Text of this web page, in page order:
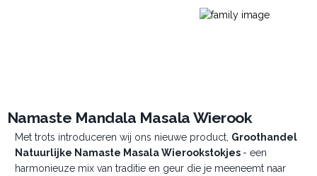
Namaste Mandala Masala Wierook
Met trots introduceren wij ons nieuwe product, Groothandel
Natuurlijke Namaste Masala Wierookstokjes - een
harmonieuze mix van traditie en geur die je meeneemt naar